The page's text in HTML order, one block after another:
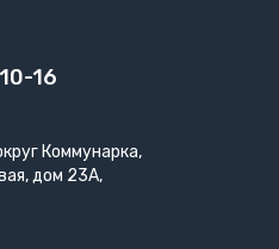
16
Коммунарка,
дом 23А,